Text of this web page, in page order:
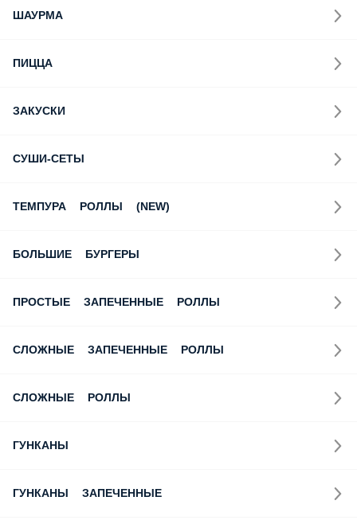
ШАУРМА
ПИЦЦА
ЗАКУСКИ
СУШИ-СЕТЫ
ТЕМПУРА РОЛЛЫ (NEW)
БОЛЬШИЕ БУРГЕРЫ
ПРОСТЫЕ ЗАПЕЧЕННЫЕ РОЛЛЫ
СЛОЖНЫЕ ЗАПЕЧЕННЫЕ РОЛЛЫ
СЛОЖНЫЕ РОЛЛЫ
ГУНКАНЫ
ГУНКАНЫ ЗАПЕЧЕННЫЕ